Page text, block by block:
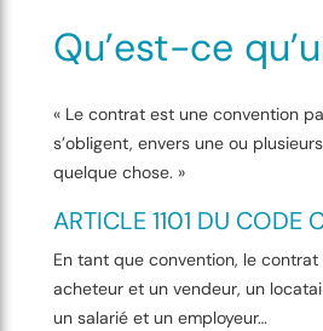
Qu’est-ce
« Le contrat est une convention
s’obligent, envers une ou
quelque chose. »
ARTICLE 1101 DU CODE
En tant que convention, le
acheteur et un vendeur, un
un salarié et un employeur…